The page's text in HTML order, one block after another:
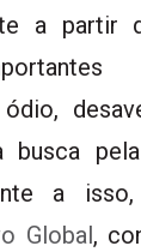
a partir
busca
a
Global,